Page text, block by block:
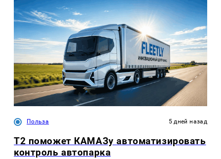
Польза 5 дней назад
T2 поможет КАМАЗу автоматизировать
контроль автопарка